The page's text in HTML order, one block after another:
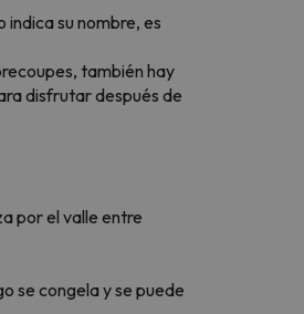
su nombre, es
también hay
disfrutar después de
por el valle entre
se congela y se puede